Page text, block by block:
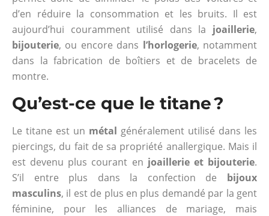
d’en réduire la consommation et les bruits. Il est
aujourd’hui couramment utilisé dans la joaillerie,
bijouterie, ou encore dans l’horlogerie, notamment
dans la fabrication de boîtiers et de bracelets de
montre.
Qu’est-ce que le titane ?
Le titane est un métal généralement utilisé dans les
piercings, du fait de sa propriété anallergique. Mais il
est devenu plus courant en joaillerie et bijouterie.
S’il entre plus dans la confection de bijoux
masculins, il est de plus en plus demandé par la gent
féminine, pour les alliances de mariage, mais